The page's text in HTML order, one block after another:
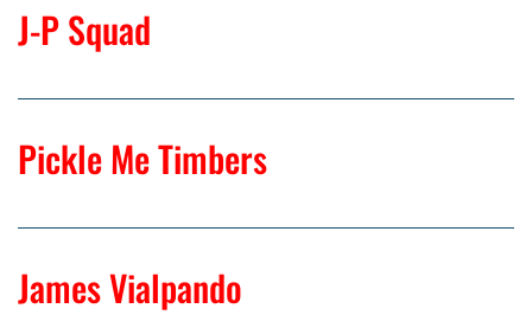
J-P Squad
Pickle Me Timbers
James Vialpando